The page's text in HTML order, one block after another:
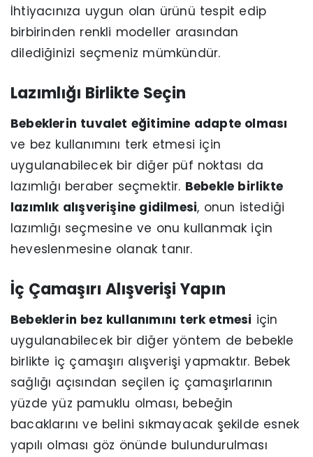
İhtiyacınıza uygun olan ürünü tespit edip
birbirinden renkli modeller arasından
dilediğinizi seçmeniz mümkündür.
Lazımlığı Birlikte Seçin
Bebeklerin tuvalet eğitimine adapte olması
ve bez kullanımını terk etmesi için
uygulanabilecek bir diğer püf noktası da
lazımlığı beraber seçmektir. Bebekle birlikte
lazımlık alışverişine gidilmesi, onun istediği
lazımlığı seçmesine ve onu kullanmak için
heveslenmesine olanak tanır.
İç Çamaşırı Alışverişi Yapın
Bebeklerin bez kullanımını terk etmesi için
uygulanabilecek bir diğer yöntem de bebekle
birlikte iç çamaşırı alışverişi yapmaktır. Bebek
sağlığı açısından seçilen iç çamaşırlarının
yüzde yüz pamuklu olması, bebeğin
bacaklarını ve belini sıkmayacak şekilde esnek
yapılı olması göz önünde bulundurulması